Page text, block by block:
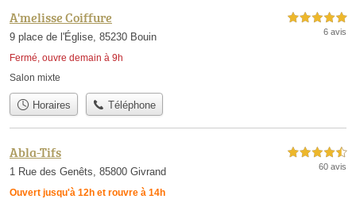
A'melisse Coiffure
9 place de l'Église, 85230 Bouin
Fermé, ouvre demain à 9h
5,0 étoiles sur 5
6 avis
Salon mixte
Horaires Téléphone
Abla-Tifs
1 Rue des Genêts, 85800 Givrand
Ouvert jusqu'à 12h et rouvre à 14h
4,5 étoiles sur 5
60 avis